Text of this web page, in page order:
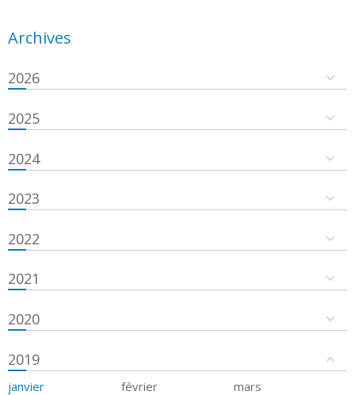
Archives
2026
2025
2024
2023
2022
2021
2020
2019
janvier février
mars